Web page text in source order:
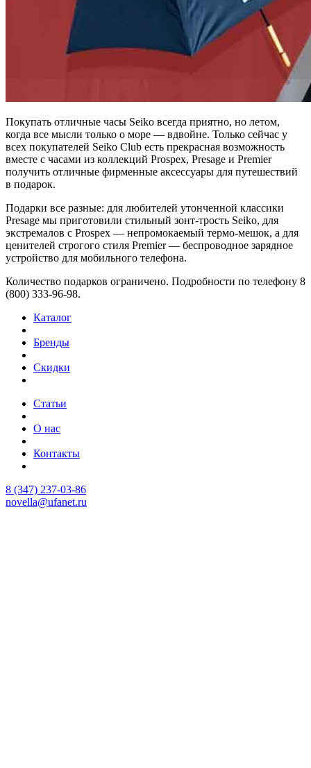
Покупать отличные часы Seiko всегда приятно, но летом,
когда все мысли только о море — вдвойне. Только сейчас у
всех покупателей Seiko Club есть прекрасная возможность
вместе с часами из коллекций Prospex, Presage и Premier
получить отличные фирменные аксессуары для путешествий
в подарок.
Подарки все разные: для любителей утонченной классики
Presage мы приготовили стильный зонт-трость Seiko, для
экстремалов с Prospex — непромокаемый термо-мешок, а для
ценителей строгого стиля Premier — беспроводное зарядное
устройство для мобильного телефона.
Количество подарков ограничено. Подробности по телефону 8
(800) 333-96-98.
Каталог
Бренды
Скидки
Статьи
О нас
Контакты
8 (347) 237-03-86
novella@ufanet.ru